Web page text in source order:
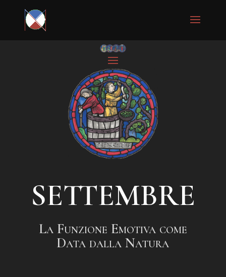
SETTEMBRE
La Funzione Emotiva come
Data dalla Natura